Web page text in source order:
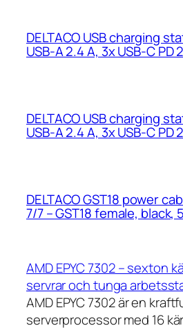
DELTACO USB charging
USB-A 2.4 A, 3x USB-C PD
DELTACO USB charging
USB-A 2.4 A, 3x USB-C PD
DELTACO GST18 power
7/7 – GST18 female, black,
AMD EPYC 7302 – sexton
servrar och tunga
AMD EPYC 7302 är en
serverprocessor med 16